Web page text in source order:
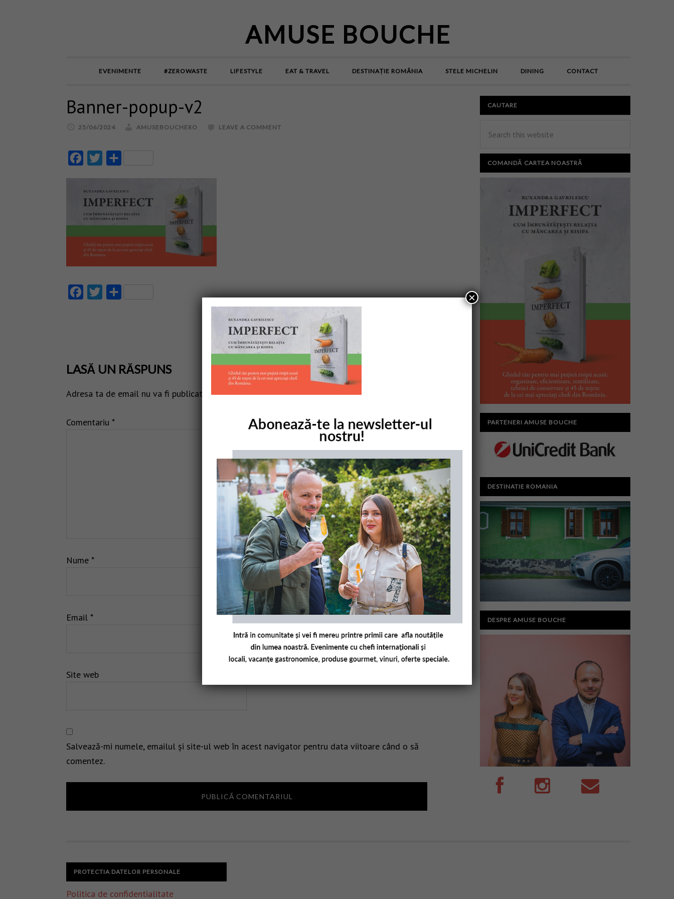
AMUSE BOUCHE
EVENIMENTE #ZEROWASTE LIFESTYLE EAT & TRAVEL DESTINAȚIE ROMÂNIA STELE MICHELIN DINING CONTACT
Banner-popup-v2
25/06/2024 AMUSEBOUCHERO LEAVE A COMMENT
FacebookTwitter
FacebookTwitter
LASĂ UN RĂSPUNS
Adresa ta de email nu va fi publicată. Câmpurile obligatorii sunt marcate cu*
Comentariu *
Nume *
Email *
Site web
Salvează-mi numele, emailul și site-ul web în acest navigator pentru data viitoare când o să
comentez.
CAUTARE
COMANDĂ CARTEA NOASTRĂ
PARTENERI AMUSE BOUCHE
DESTINATIE ROMANIA
DESPRE AMUSE BOUCHE
PROTECTIA DATELOR PERSONALE
Politica de confidentialitate
×